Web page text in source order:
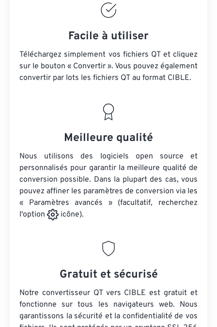
Facile à utiliser
Téléchargez simplement vos fichiers QT et cliquez
sur le bouton « Convertir ». Vous pouvez également
convertir par lots les fichiers QT au format CIBLE.
Meilleure qualité
Nous utilisons des logiciels open source et
personnalisés pour garantir la meilleure qualité de
conversion possible. Dans la plupart des cas, vous
pouvez affiner les paramètres de conversion via les
« Paramètres avancés » (facultatif, recherchez
l'option
icône).
Gratuit et sécurisé
Notre convertisseur QT vers CIBLE est gratuit et
fonctionne sur tous les navigateurs web. Nous
garantissons la sécurité et la confidentialité de vos